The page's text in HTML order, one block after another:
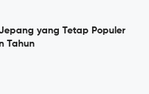
yang Tetap Populer
Tahun